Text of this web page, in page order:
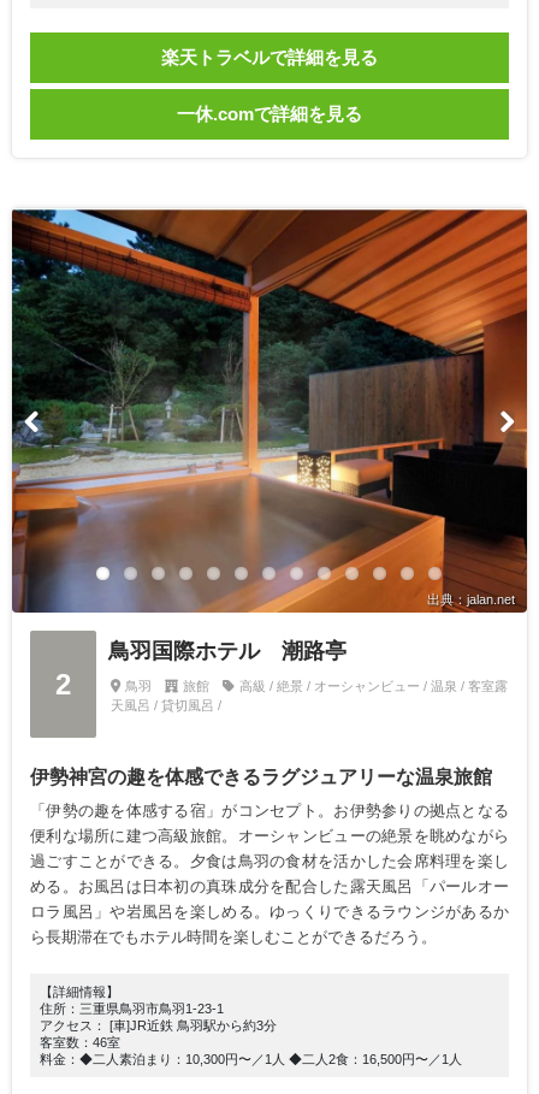
楽天トラベルで詳細を見る
一休.comで詳細を見る
出典：jalan.net
2
鳥羽国際ホテル 潮路亭
鳥羽 旅館
高級 / 絶景 / オーシャンビュー / 温泉 / 客室露
天風呂 / 貸切風呂 /
伊勢神宮の趣を体感できるラグジュアリーな温泉旅館
「伊勢の趣を体感する宿」がコンセプト。お伊勢参りの拠点となる
便利な場所に建つ高級旅館。オーシャンビューの絶景を眺めながら
過ごすことができる。夕食は鳥羽の食材を活かした会席料理を楽し
める。お風呂は日本初の真珠成分を配合した露天風呂「パールオー
ロラ風呂」や岩風呂を楽しめる。ゆっくりできるラウンジがあるか
ら長期滞在でもホテル時間を楽しむことができるだろう。
【詳細情報】
住所：三重県鳥羽市鳥羽1-23-1
アクセス： [車]JR近鉄 鳥羽駅から約3分
客室数：46室
料金：◆二人素泊まり：10,300円〜／1人 ◆二人2食：16,500円〜／1人